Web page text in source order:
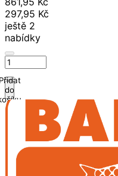
297,95 Kč
ještě 2
nabídky
do